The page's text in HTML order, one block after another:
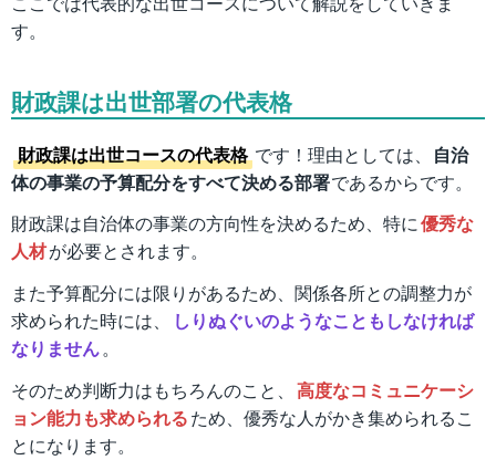
す。
財政課は出世部署の代表格
財政課は出世コースの代表格 です！理由としては、
自治
体の事業の予算配分をすべて決める部署であるからです。
財政課は自治体の事業の方向性を決めるため、特に優秀な
人材が必要とされます。
また予算配分には限りがあるため、関係各所との調整力が
求められた時には、
しりぬぐいのようなこともしなければ
なりません。
そのため判断力はもちろんのこと、 高度なコミュニケーシ
ョン能力も求められるため、優秀な人がかき集められるこ
とになります。